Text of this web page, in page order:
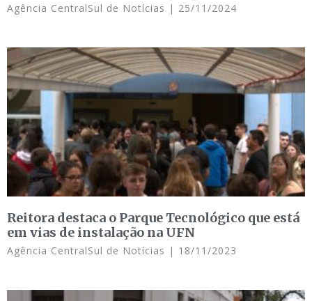
Agência CentralSul de Notícias 25/11/2024
Reitora destaca o Parque Tecnológico que está
em vias de instalação na UFN
Agência CentralSul de Notícias 18/11/2023